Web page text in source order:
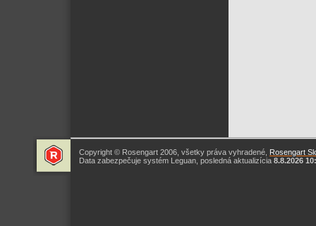
Copyright © Rosengart 2006, všetky práva vyhradené, Rosengart
Data zabezpečuje systém Leguan, posledná aktualizícia 8.8.2026